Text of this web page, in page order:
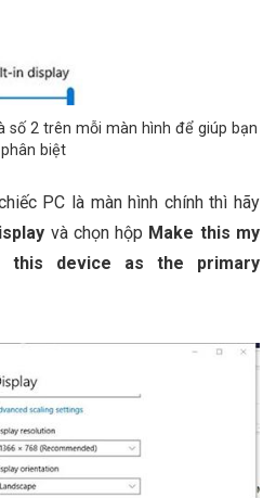
số 2 trên mỗi màn hình để giúp bạn
phân biệt
PC là màn hình chính thì hãy
và chọn hộp Make this my
this device as the primary